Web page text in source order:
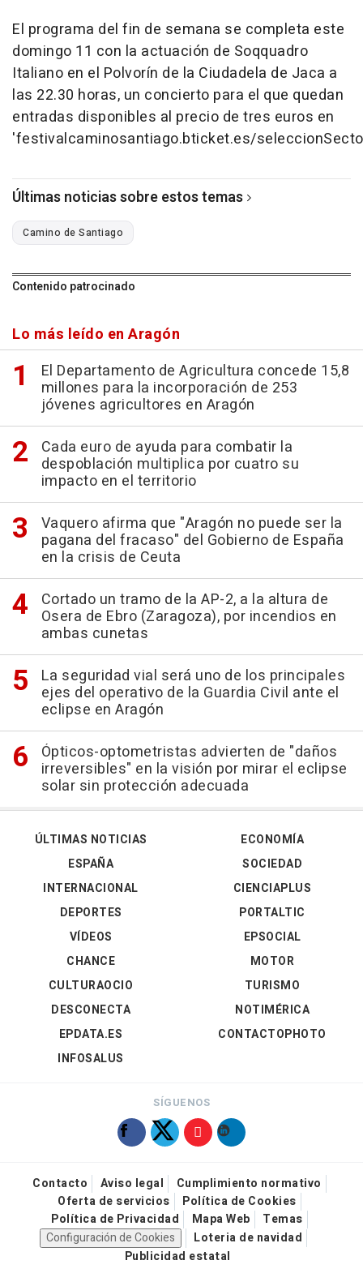
El programa del fin de semana se completa este
domingo 11 con la actuación de Soqquadro
Italiano en el Polvorín de la Ciudadela de Jaca a
las 22.30 horas, un concierto para el que quedan
entradas disponibles al precio de tres euros en
'festivalcaminosantiago.bticket.es/
Últimas noticias sobre estos temas
Camino de Santiago
Contenido patrocinado
Lo más leído en Aragón
El Departamento de Agricultura concede 15,8
millones para la incorporación de 253
jóvenes agricultores en Aragón
Cada euro de ayuda para combatir la
despoblación multiplica por cuatro su
impacto en el territorio
Vaquero afirma que "Aragón no puede ser la
pagana del fracaso" del Gobierno de España
en la crisis de Ceuta
Cortado un tramo de la AP-2, a la altura de
Osera de Ebro (Zaragoza), por incendios en
ambas cunetas
La seguridad vial será uno de los principales
ejes del operativo de la Guardia Civil ante el
eclipse en Aragón
Ópticos-optometristas advierten de "daños
irreversibles" en la visión por mirar el eclipse
solar sin protección adecuada
ÚLTIMAS NOTICIAS
ESPAÑA
INTERNACIONAL
DEPORTES
VÍDEOS
ECONOMÍA
SOCIEDAD
CIENCIAPLUS
PORTALTIC
EPSOCIAL
CHANCE
CULTURAOCIO
DESCONECTA
EPDATA.ES
INFOSALUS
MOTOR
TURISMO
NOTIMÉRICA
CONTACTOPHOTO
SÍGUENOS
Contacto Aviso legal
Cumplimiento normativo
Oferta de servicios
Política de Cookies
Política de Privacidad
Mapa Web
Temas
Configuración de Cookies
Loteria de navidad
Publicidad estatal